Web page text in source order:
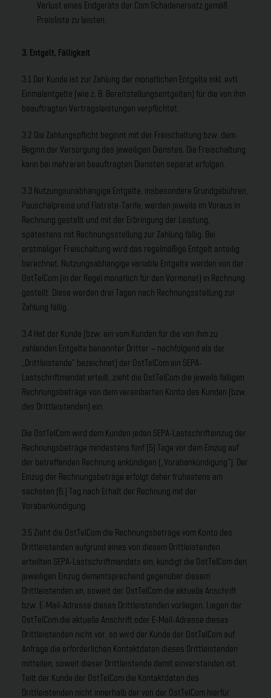
Verlust eines Endgeräts der Com Schadenersatz gemäß
Preisliste zu leisten.
3. Entgelt, Fälligkeit
3.1 Der Kunde ist zur Zahlung der monatlichen Entgelte inkl. evtl.
Einmalentgelte (wie z. B. Bereitstellungsentgelten) für die von ihm
beauftragten Vertragsleistungen verpflichtet.
3.2 Die Zahlungspflicht beginnt mit der Freischaltung bzw. dem
Beginn der Versorgung des jeweiligen Dienstes. Die Freischaltung
kann bei mehreren beauftragten Diensten separat erfolgen.
3.3 Nutzungsunabhängige Entgelte, insbesondere Grundgebühren,
Pauschalpreise und Flatrate-Tarife, werden jeweils im Voraus in
Rechnung gestellt und mit der Erbringung der Leistung,
spätestens mit Rechnungsstellung zur Zahlung fällig. Bei
erstmaliger Freischaltung wird das regelmäßige Entgelt anteilig
berechnet. Nutzungsabhängige variable Entgelte werden von der
OstTelCom (in der Regel monatlich für den Vormonat) in Rechnung
gestellt. Diese werden drei Tagen nach Rechnungsstellung zur
Zahlung fällig.
3.4 Hat der Kunde (bzw. ein vom Kunden für die von ihm zu
zahlenden Entgelte benannter Dritter – nachfolgend als der
„Drittleistende“ bezeichnet) der OstTelCom ein SEPA-
Lastschriftmandat erteilt, zieht die OstTelCom die jeweils fälligen
Rechnungsbeträge von dem vereinbarten Konto des Kunden (bzw.
des Drittleistenden) ein.
Die OstTelCom wird dem Kunden jeden SEPA-Lastschrifteinzug der
Rechnungsbeträge mindestens fünf (5) Tage vor dem Einzug auf
der betreffenden Rechnung ankündigen („Vorabankündigung“). Der
Einzug der Rechnungsbeträge erfolgt daher frühestens am
sechsten (6.) Tag nach Erhalt der Rechnung mit der
Vorabankündigung.
3.5 Zieht die OstTelCom die Rechnungsbeträge vom Konto des
Drittleistenden aufgrund eines von diesem Drittleistenden
erteilten SEPA-Lastschriftmandats ein, kündigt die OstTelCom den
jeweiligen Einzug dementsprechend gegenüber diesem
Drittleistenden an, soweit der OstTelCom die aktuelle Anschrift
bzw. E-Mail-Adresse dieses Drittleistenden vorliegen. Liegen der
OstTelCom die aktuelle Anschrift oder E-Mail-Adresse dieses
Drittleistenden nicht vor, so wird der Kunde der OstTelCom auf
Anfrage die erforderlichen Kontaktdaten dieses Drittleistenden
mitteilen, soweit dieser Drittleistende damit einverstanden ist.
Teilt der Kunde der OstTelCom die Kontaktdaten des
Drittleistenden nicht innerhalb der von der OstTelCom hierfür